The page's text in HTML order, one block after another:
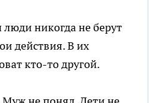
люди никогда не берут
действия. В их
кто-то другой.